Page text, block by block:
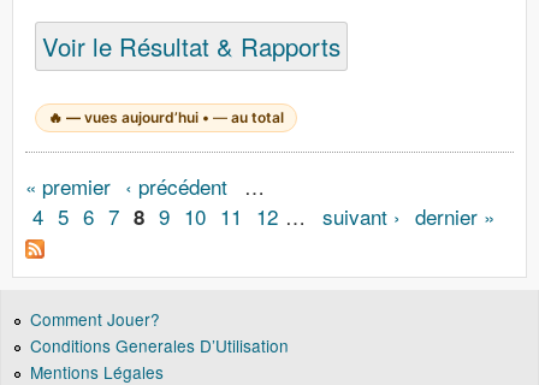
Voir le Résultat & Rapports
🔥— vues aujourd’hui •— au total
Pages
« premier ‹ précédent
…
4 5 6 7 8 9 10 11 12 … suivant › dernier »
Comment Jouer?
Conditions Generales D’Utilisation
Mentions Légales